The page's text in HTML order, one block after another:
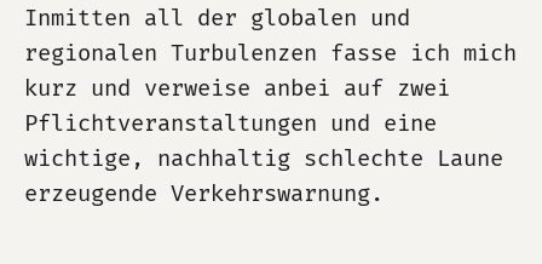
Inmitten all der globalen und
regionalen Turbulenzen fasse ich mich
kurz und verweise anbei auf zwei
Pflichtveranstaltungen und eine
wichtige, nachhaltig schlechte Laune
erzeugende Verkehrswarnung.